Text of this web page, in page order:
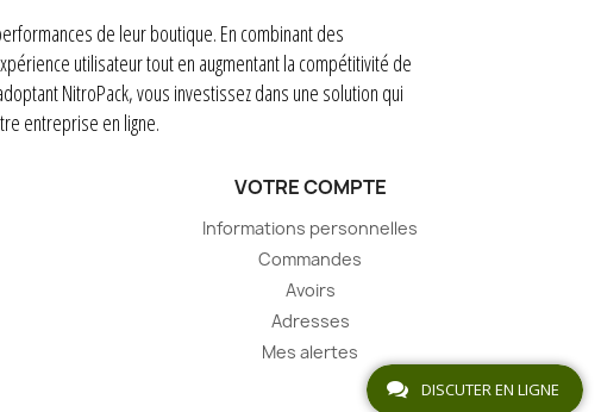
de leur boutique. En combinant des
utilisateur tout en augmentant la compétitivité de
NitroPack, vous investissez dans une solution qui
entreprise en ligne.
VOTRE COMPTE
Informations personnelles
Commandes
Avoirs
Adresses
Mes alertes
DISCUTER EN LIGNE